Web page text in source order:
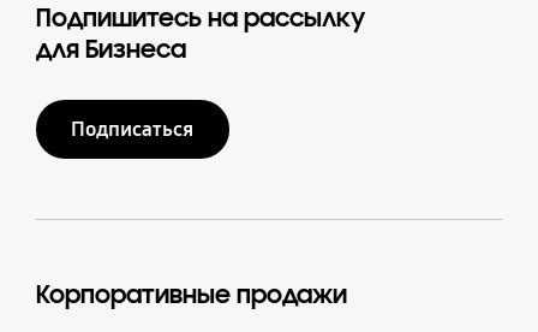
Подпишитесь на рассылку
для Бизнеса
Подписаться
Корпоративные продажи